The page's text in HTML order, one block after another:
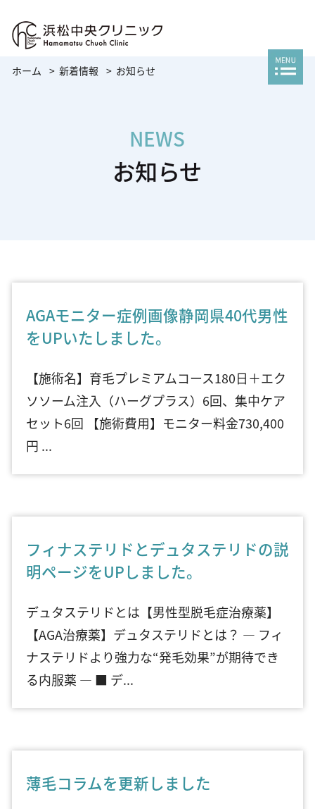
ホーム 新着情報 お知らせ
NEWS
お知らせ
AGAモニター症例画像静岡県40代男性
をUPいたしました。
【施術名】育毛プレミアムコース180日＋エク
ソソーム注入（ハーグプラス）6回、集中ケア
セット6回 【施術費用】モニター料金730,400
円 ...
フィナステリドとデュタステリドの説
明ページをUPしました。
デュタステリドとは【男性型脱毛症治療薬】
【AGA治療薬】デュタステリドとは？ ― フィ
ナステリドより強力な“発毛効果”が期待でき
る内服薬 ― ■ デ...
薄毛コラムを更新しました